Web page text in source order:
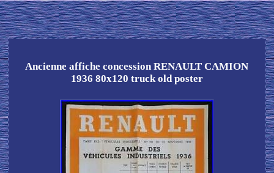
Ancienne affiche concession RENAULT CAMION
1936 80x120 truck old poster